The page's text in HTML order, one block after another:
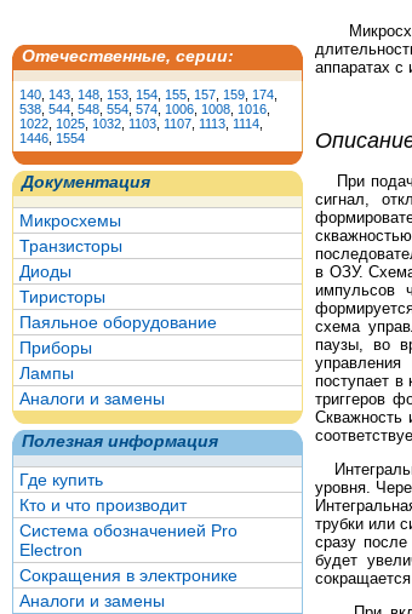
Отечественные, серии:
140 143 148 153 154 155 157 159 174
538 544 548 554 574 1006 1008 1016
1022 1025 1032 1103 1107 1113 1114
1446 1554
Документация
Микросхемы
Транзисторы
Диоды
Тиристоры
Паяльное оборудование
Приборы
Лампы
Аналоги и замены
Полезная информация
Где купить
Кто и что производит
Система обозначенией Pro
Electron
Сокращения в электронике
Аналоги и замены
аппаратах
При
сигнал,
в ОЗУ.
импульсов
схема
паузы, во
поступает в
триггеров
Скважность
уровня.
трубки или
сразу
будет